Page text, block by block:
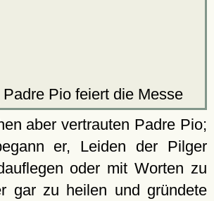
Padre Pio feiert die Messe
aber vertrauten Padre Pio;
er, Leiden der Pilger
oder mit Worten zu
gar zu heilen und gründete